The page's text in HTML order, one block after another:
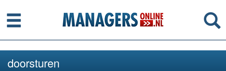
Menu
doorsturen